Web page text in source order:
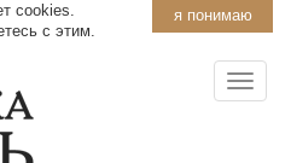
я понимаю
cookies.
с этим.